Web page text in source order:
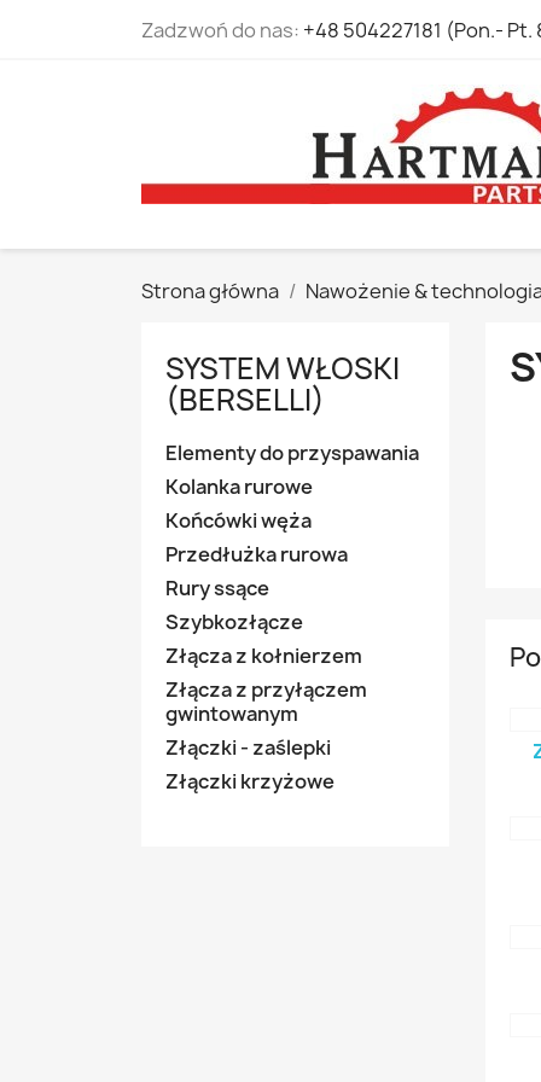
Zadzwoń do nas: +48 504227181 (Pon.- Pt.
Strona główna Nawożenie &
SYSTEM WŁOSKI
(BERSELLI)
Elementy do przyspawania
Kolanka rurowe
Końcówki węża
Przedłużka rurowa
Rury ssące
Szybkozłącze
Złącza z kołnierzem
Złącza z przyłączem
gwintowanym
Złączki - zaślepki
Złączki krzyżowe